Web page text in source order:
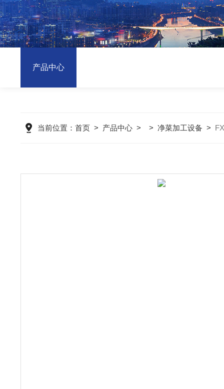
产品中心
当前位置： 首页> 产品中心> > 净菜加工设备 >